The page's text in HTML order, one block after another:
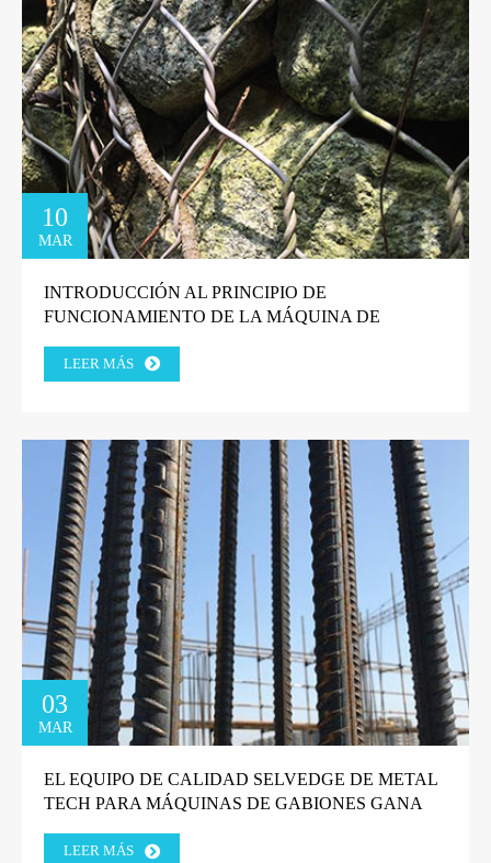
10
MAR
INTRODUCCIÓN AL PRINCIPIO DE
FUNCIONAMIENTO DE LA MÁQUINA DE
LEER MÁS
03
MAR
EL EQUIPO DE CALIDAD SELVEDGE DE METAL
TECH PARA MÁQUINAS DE GABIONES GANA
GRIEGA.
LEER MÁS